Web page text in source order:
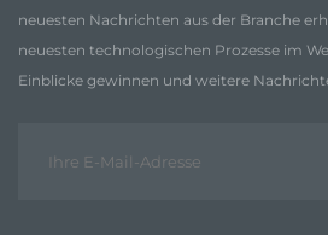
neuesten Nachrichten aus der Branche
neuesten technologischen Prozesse im
Einblicke gewinnen und weitere